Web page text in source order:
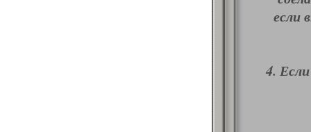
если
4.